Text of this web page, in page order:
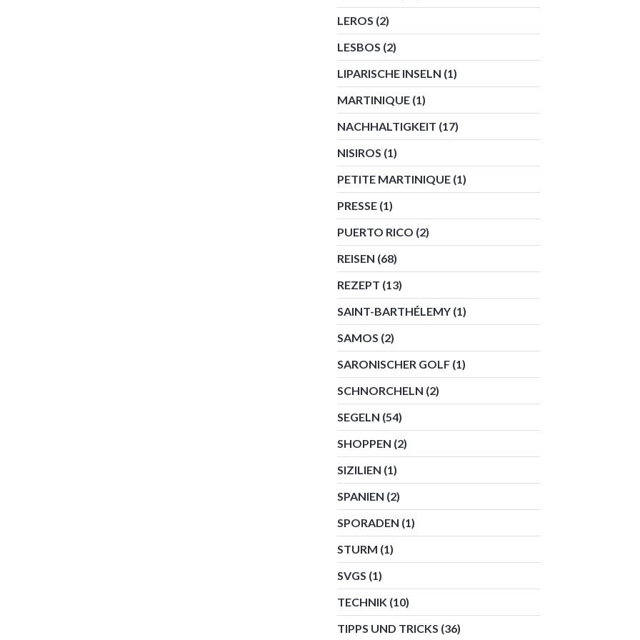
LEROS (2)
LESBOS (2)
LIPARISCHE INSELN (1)
MARTINIQUE (1)
NACHHALTIGKEIT (17)
NISIROS (1)
PETITE MARTINIQUE (1)
PRESSE (1)
PUERTO RICO (2)
REISEN (68)
REZEPT (13)
SAINT-BARTHÉLEMY (1)
SAMOS (2)
SARONISCHER GOLF (1)
SCHNORCHELN (2)
SEGELN (54)
SHOPPEN (2)
SIZILIEN (1)
SPANIEN (2)
SPORADEN (1)
STURM (1)
SVGS (1)
TECHNIK (10)
TIPPS UND TRICKS (36)